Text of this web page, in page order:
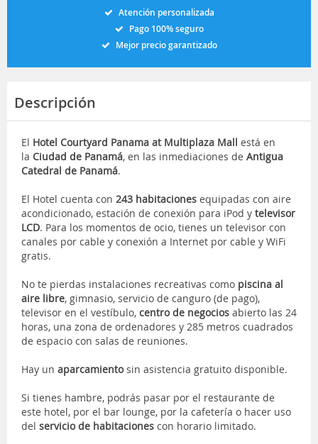
Atención personalizada
Pago 100% seguro
Mejor precio garantizado
Descripción
El Hotel Courtyard Panama at Multiplaza Mall está en
la Ciudad de Panamá, en las inmediaciones de Antigua
Catedral de Panamá.
El Hotel cuenta con 243 habitaciones equipadas con aire
acondicionado, estación de conexión para iPod y televisor
LCD. Para los momentos de ocio, tienes un televisor con
canales por cable y conexión a Internet por cable y WiFi
gratis.
No te pierdas instalaciones recreativas como piscina al
aire libre, gimnasio, servicio de canguro (de pago),
televisor en el vestíbulo, centro de negocios abierto las 24
horas, una zona de ordenadores y 285 metros cuadrados
de espacio con salas de reuniones.
Hay un aparcamientosin asistencia gratuito disponible.
Si tienes hambre, podrás pasar por el restaurante de
este hotel, por el bar lounge, por la cafetería o hacer uso
del servicio de habitaciones con horario limitado.